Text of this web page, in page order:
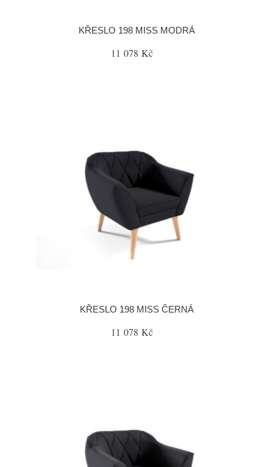
KŘESLO 198 MISS MODRÁ
11 078 Kč
KŘESLO 198 MISS ČERNÁ
11 078 Kč